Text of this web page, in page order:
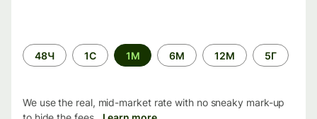
Time
period
48Ч 1С 1М 6М 12М 5Г
We use the real, mid-market rate with no sneaky mark-up